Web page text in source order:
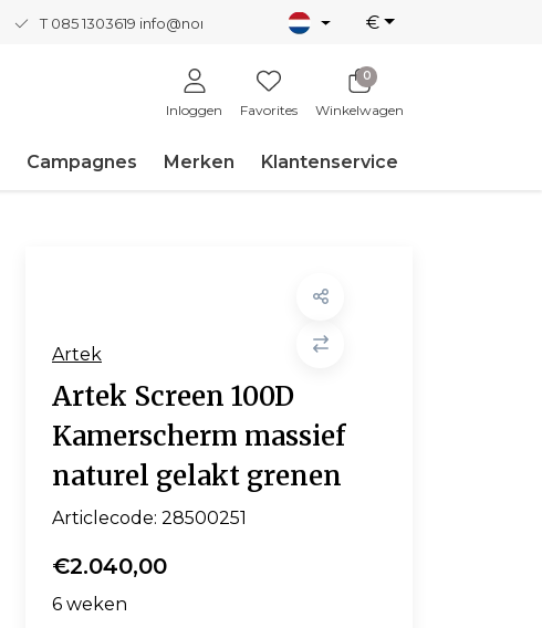
T 085 1303619 info@nordicnew.nl €
Inloggen Favorites
0
Winkelwagen
Campagnes Merken Klantenservice
Artek
Artek Screen 100D
Kamerscherm massief
naturel gelakt grenen
Articlecode: 28500251
€2.040,00
6 weken